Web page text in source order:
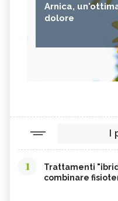
Arnica,
dolore
1
Trattamenti
combinare